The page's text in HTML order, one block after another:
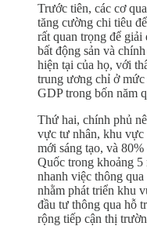
Trước tiên, các cơ
tăng cường chi tiêu
rất quan trọng để giải
bất động sản và
hiện tại của họ, với
trung ương chỉ ở
GDP trong bốn năm
Thứ hai, chính phủ
vực tư nhân, khu vực
mới sáng tạo, và
Quốc trong khoảng 5
nhanh việc thông
nhằm phát triển khu
đầu tư thông qua hỗ
rộng tiếp cận thị